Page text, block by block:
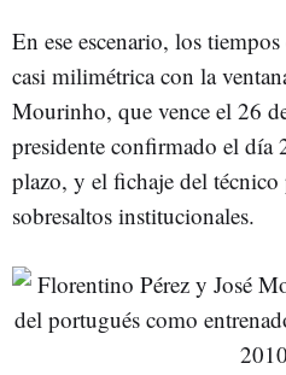
En ese escenario, los
casi milimétrica con la
Mourinho, que vence el 26
presidente confirmado el día
plazo, y el fichaje del técnico
sobresaltos institucionales.